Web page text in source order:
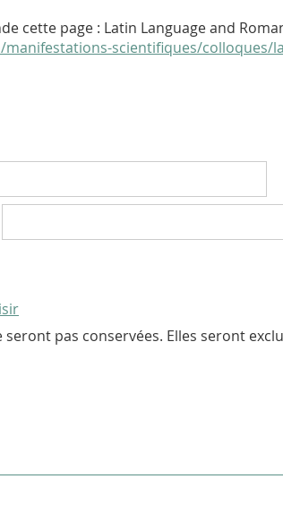
cette page : Latin Language and
scientifiques/colloques/
seront pas conservées. Elles seront